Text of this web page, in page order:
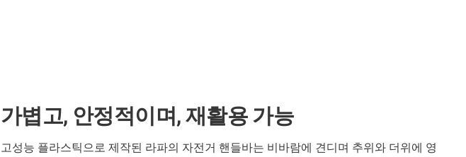
가볍고, 안정적이며, 재활용 가능
고성능 플라스틱으로 제작된 라파의 자전거 핸들바는 비바람에 견디며 추위와 더위에 영